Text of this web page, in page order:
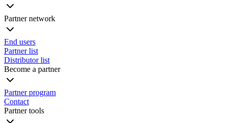
Partner network
End users
Partner list
Distributor list
Become a partner
Partner program
Contact
Partner tools